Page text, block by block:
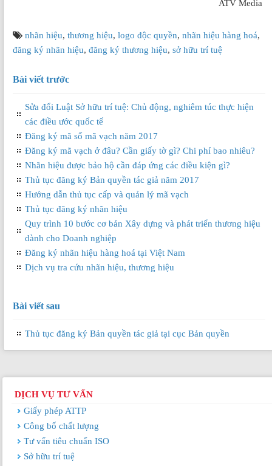
ATV Media
nhãn hiệu, thương hiệu, logo độc quyền, nhãn hiệu hàng hoá,
đăng ký nhãn hiệu, đăng ký thương hiệu, sở hữu trí tuệ
Bài viết trước
Sửa đổi Luật Sở hữu trí tuệ: Chủ động, nghiêm túc thực hiện
các điều ước quốc tế
Đăng ký mã số mã vạch năm 2017
Đăng ký mã vạch ở đâu? Cần giấy tờ gì? Chi phí bao nhiêu?
Nhãn hiệu được bảo hộ cần đáp ứng các điều kiện gì?
Thủ tục đăng ký Bản quyền tác giả năm 2017
Hướng dẫn thủ tục cấp và quản lý mã vạch
Thủ tục đăng ký nhãn hiệu
Quy trình 10 bước cơ bản Xây dựng và phát triển thương hiệu
dành cho Doanh nghiệp
Đăng ký nhãn hiệu hàng hoá tại Việt Nam
Dịch vụ tra cứu nhãn hiệu, thương hiệu
Bài viết sau
Thủ tục đăng ký Bản quyền tác giả tại cục Bản quyền
DỊCH VỤ TƯ VẤN
Giấy phép ATTP
Công bố chất lượng
Tư vấn tiêu chuẩn ISO
Sở hữu trí tuệ